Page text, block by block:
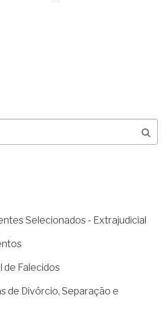
Selecionados - Extrajudicial
de Falecidos
de Divórcio, Separação e